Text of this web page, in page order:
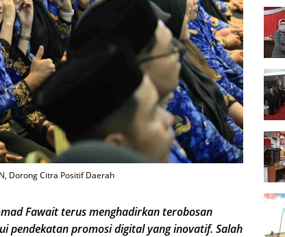
Dorong Citra Positif Daerah
Fawait terus menghadirkan terobosan
pendekatan promosi digital yang inovatif. Salah